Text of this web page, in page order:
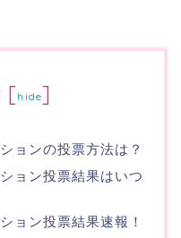
[hide]
ョンの投票方法は？
ョン投票結果はいつ
ョン投票結果速報！